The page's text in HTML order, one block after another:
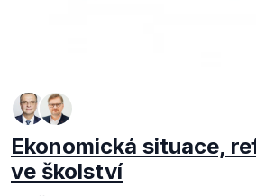
Ekonomická situace,
ve školství